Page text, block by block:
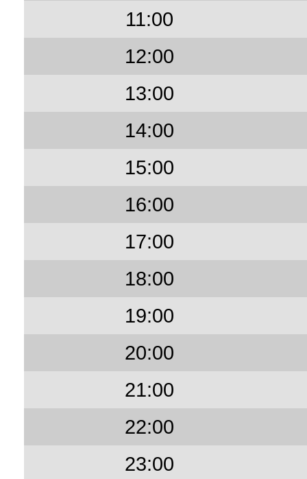
11:00
12:00
13:00
14:00
15:00
16:00
17:00
18:00
19:00
20:00
21:00
22:00
23:00